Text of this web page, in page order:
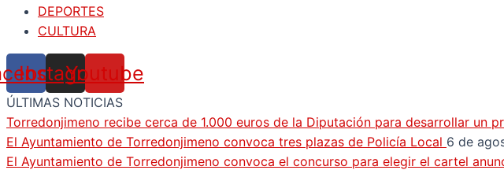
DEPORTES
CULTURA
Instagram
Youtube
ÚLTIMAS NOTICIAS
Torredonjimeno recibe cerca de 1.000 euros de la Diputación para desarrollar un
El Ayuntamiento de Torredonjimeno convoca tres plazas de Policía Local 6 de
El Ayuntamiento de Torredonjimeno convoca el concurso para elegir el cartel